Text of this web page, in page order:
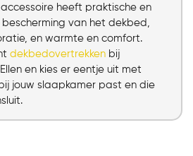
heeft praktische en
van het dekbed,
en warmte en comfort.
dekbedovertrekken bij
en kies er eentje uit met
jouw slaapkamer past en die